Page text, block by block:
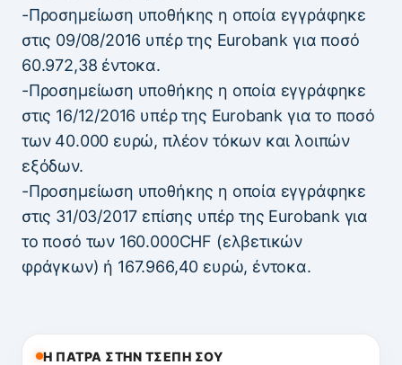
-Προσημείωση υποθήκης η οποία εγγράφηκε
στις 09/08/2016 υπέρ της Eurobank για ποσό
60.972,38 έντοκα.
-Προσημείωση υποθήκης η οποία εγγράφηκε
στις 16/12/2016 υπέρ της Eurobank για το ποσό
των 40.000 ευρώ, πλέον τόκων και λοιπών
εξόδων.
-Προσημείωση υποθήκης η οποία εγγράφηκε
στις 31/03/2017 επίσης υπέρ της Eurobank για
το ποσό των 160.000CHF (ελβετικών
φράγκων) ή 167.966,40 ευρώ, έντοκα.
Η ΠΑΤΡΑ ΣΤΗΝ ΤΣΕΠΗ ΣΟΥ